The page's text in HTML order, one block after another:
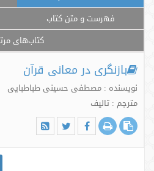
فهرست و متن کتاب
کتاب‌های
بازنگری در معانی قرآن
نویسنده : مصطفی حسینی طباطبایی
مترجم : تالیف